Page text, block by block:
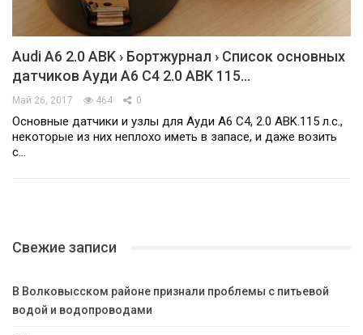
Audi A6 2.0 ABK › Бортжурнал › Список основных
датчиков Ауди А6 С4 2.0 ABK 115…
Май 26, 2017 464 0
Основные датчики и узлы для Ауди А6 С4, 2.0 ABK.115 л.с.,
некоторые из них неплохо иметь в запасе, и даже возить
с…
Свежие записи
В Волковысском районе признали проблемы с питьевой
водой и водопроводами